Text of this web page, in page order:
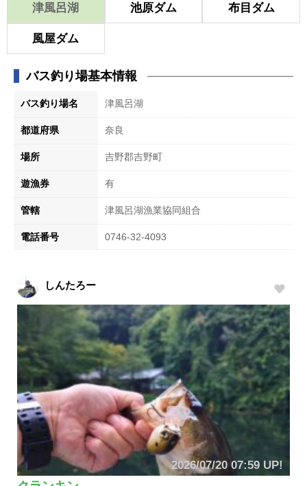
津風呂湖 池原ダム 布目ダム
風屋ダム
バス釣り場基本情報
バス釣り場名 津風呂湖
都道府県 奈良
場所 吉野郡吉野町
遊漁券 有
管轄 津風呂湖漁業協同組合
電話番号 0746-32-4093
しんたろー
2026/07/20 07:59 UP!